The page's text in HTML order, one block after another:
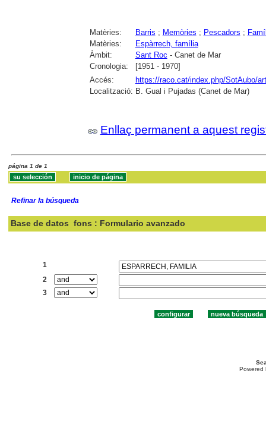
Matèries: Barris ; Memòries ; Pescadors ;
Matèries:
Espàrrech, família
Àmbit:
Sant Roc - Canet de Mar
Cronologia:
[1951 - 1970]
Accés:
https://raco.cat/index.php/SotAubo/
Localització: B. Gual i Pujadas (Canet de Mar)
Enllaç permanent a aquest
página 1 de 1
Refinar la búsqueda
Base de datos fons : Formulario avanzado
1
2
3
Powered